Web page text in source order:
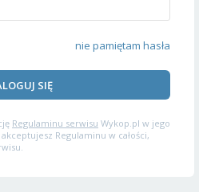
nie pamiętam hasła
SIĘ
Regulaminu serwisu Wykop.pl w jego
Regulaminu w całości,